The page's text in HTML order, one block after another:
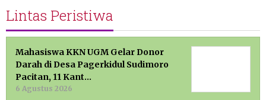
Lintas Peristiwa
Mahasiswa KKN UGM Gelar Donor
Darah di Desa Pagerkidul Sudimoro
Pacitan, 11 Kant…
6 Agustus 2026